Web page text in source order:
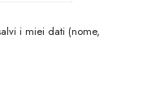
i miei dati (nome,